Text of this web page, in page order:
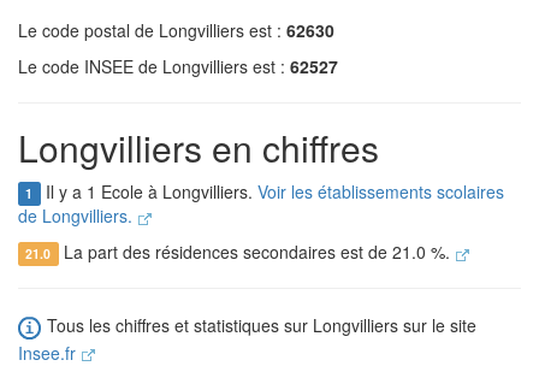
Le code postal de Longvilliers est : 62630
Le code INSEE de Longvilliers est : 62527
Longvilliers en chiffres
1 Il y a 1 Ecole à Longvilliers. Voir les établissements scolaires
de Longvilliers.
21.0 La part des résidences secondaires est de 21.0 %.
Tous les chiffres et statistiques sur Longvilliers sur le site
Insee.fr